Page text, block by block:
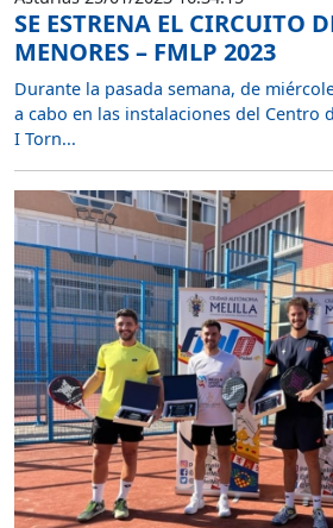
SE ESTRENA EL CIRCUITO
MENORES – FMLP 2023
Durante la pasada semana, de
a cabo en las instalaciones del Centro
I Torn...